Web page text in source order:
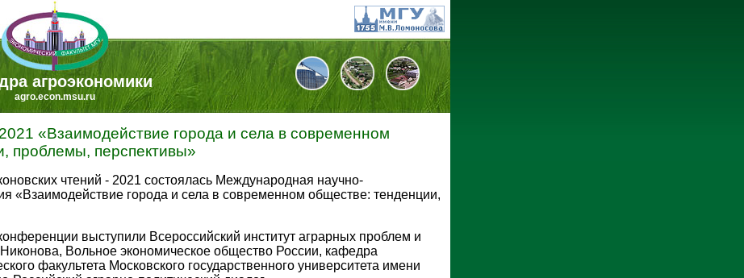
агроэкономики
agro.econ.msu.ru
«Взаимодействие города и села в современном
проблемы, перспективы»
чтений - 2021 состоялась Международная научно-
«Взаимодействие города и села в современном обществе: тенденции,
выступили Всероссийский институт аграрных проблем и
Вольное экономическое общество России, кафедра
факультета Московского государственного университета имени